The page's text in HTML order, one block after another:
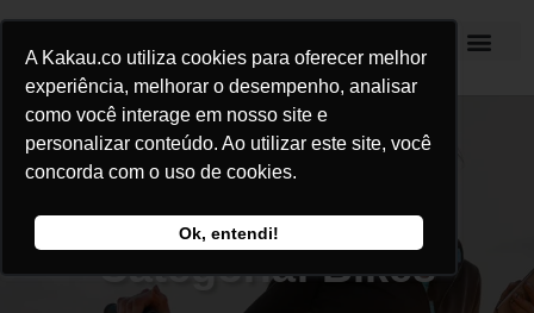
A Kakau.co utiliza cookies para oferecer melhor
experiência, melhorar o desempenho, analisar
como você interage em nosso site e
personalizar conteúdo. Ao utilizar este site, você
concorda com o uso de cookies.
Ok, entendi!
Categoria: Bikes